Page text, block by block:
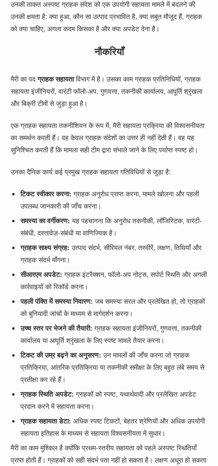
उनकी ताकत अस्पष्ट ग्राहक संदेश को एक उपयोगी सहायता मामले में बदलने की
उनकी क्षमता है: क्या हुआ, कौन सा उत्पाद प्रभावित है, क्या सबूत मौजूद हैं, ग्राहक
को क्या चाहिए, अगला कदम किसका है और क्या अपडेट देना है।
नौकरियाँ
मैरी का पदग्राहक सहायताविभाग में है। उसका काम ग्राहक प्रतिनिधियों, ग्राहक
सहायता इंजीनियरों, वारंटी फॉलो-अप, गुणवत्ता, तकनीकी कार्यालय, आपूर्ति श्रृंखला
और बिक्री टीमों से जुड़ा हुआ है।
एक ग्राहक सहायता तकनीशियन के रूप में, मैरी सहायता प्रक्रिया की विश्वसनीयता
का समर्थन करती हैं। वह केवल ग्राहक संदेशों का उत्तर ही नहीं देती हैं। वह यह
सुनिश्चित करती हैं कि मामला सही टीम द्वारा संभाले जाने के लिए पर्याप्त स्पष्ट हो।
उनका दैनिक कार्य कई प्रमुख ग्राहक सहायता गतिविधियों से जुड़ा है:
टिकट स्वीकार करना: ग्राहक अनुरोध प्राप्त करना, मामले खोलना और पहली
उपलब्ध जानकारी की जाँच करना।
समस्या का वर्गीकरण: यह पहचानना कि अनुरोध तकनीकी, लॉजिस्टिक, वारंटी-
संबंधी, दस्तावेज़-संबंधी या वाणिज्यिक है।
ग्राहक साक्ष्य संग्रह: उत्पाद संदर्भ, सीरियल नंबर, तस्वीरें, लक्षण, तिथियाँ और
ग्राहक संदर्भ माँगना।
सीआरएम अपडेट: ग्राहक इंटरैक्शन, फॉलो-अप नोट्स, सपोर्ट स्थिति और अगली
कार्रवाइयों को रिकॉर्ड करना।
पहली पंक्ति में समस्या निवारण: जब समस्या सरल और प्रलेखित हो, तो ग्राहकों
को बुनियादी जांचों के माध्यम से मार्गदर्शन करना।
उच्च स्तर पर भेजने की तैयारी: ग्राहक सहायता इंजीनियरों, गुणवत्ता, तकनीकी
कार्यालय या आपूर्ति श्रृंखला के लिए स्पष्ट मामले तैयार करना।
टिकट की उम्र बढ़ने का अनुसरण: उन मामलों की जाँच करना जो ग्राहक
प्रतिक्रिया, आंतरिक प्रतिक्रिया या तकनीकी समीक्षा के लिए बहुत लंबे समय से
प्रतीक्षा कर रहे हैं।
ग्राहक स्थिति अपडेट: ग्राहकों को स्पष्ट, यथार्थवादी और प्रलेखित अपडेट
प्रदान करने में सहायता करना।
ग्राहक सहायता डेटा: अधिक स्पष्ट टिकटों, बेहतर श्रेणियों और अधिक उपयोगी
सहायता इतिहास के माध्यम से सहायता विश्वसनीयता में सुधार।
मैरी का काम मुश्किल है क्योंकि प्रथम-स्तरीय सहायता को पहले अस्पष्ट स्थितियाँ
प्राप्त होती हैं। ग्राहकों को सही संदर्भ पता नहीं हो सकता है। लक्षण अधूरा हो सकता